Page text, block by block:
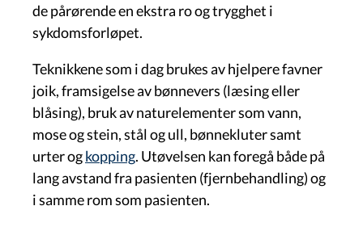
de pårørende en ekstra ro og trygghet i
sykdomsforløpet.
Teknikkene som i dag brukes av hjelpere favner
joik, framsigelse av bønnevers (læsing eller
blåsing), bruk av naturelementer som vann,
mose og stein, stål og ull, bønnekluter samt
urter ogkopping. Utøvelsen kan foregå både på
lang avstand fra pasienten (fjernbehandling) og
i samme rom som pasienten.